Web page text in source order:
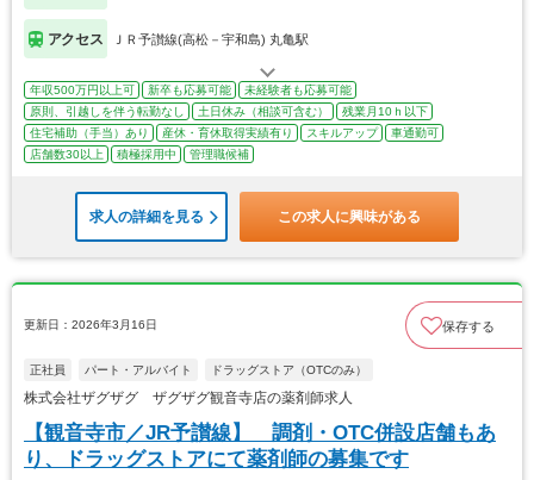
アクセス ＪＲ予讃線(高松－宇和島) 丸亀駅
年収500万円以上可 新卒も応募可能
未経験者も応募可能
原則、引越しを伴う転勤なし
土日休み（相談可含む）
残業月10ｈ以下
住宅補助（手当）あり
産休・育休取得実績有り スキルアップ
車通勤可
店舗数30以上
積極採用中 管理職候補
求人の詳細を見る この求人に興味がある
更新日：2026年3月16日 保存する
正社員 パート・アルバイト ドラッグストア（OTCのみ）
株式会社ザグザグ ザグザグ観音寺店の薬剤師求人
【観音寺市／JR予讃線】 調剤・OTC併設店舗もあ
り、ドラッグストアにて薬剤師の募集です